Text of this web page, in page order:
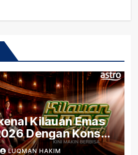
Kilauan Emas
Dengan Konsep
Amal
LUQMAN HAKIM